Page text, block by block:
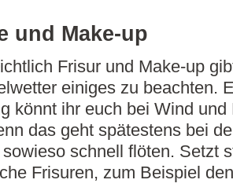
und Make-up
Frisur und Make-up
einiges zu beachten.
könnt ihr euch bei Wind und
das geht spätestens bei
schnell flöten. Setzt
Frisuren, zum Beispiel